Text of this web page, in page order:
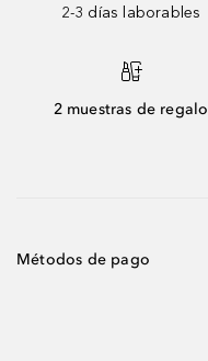
2-3 días laborables
2 muestras de regalo
Métodos de pago